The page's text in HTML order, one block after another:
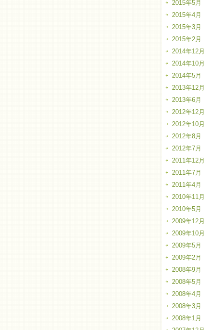
2015年5月
2015年4月
2015年3月
2015年2月
2014年12月
2014年10月
2014年5月
2013年12月
2013年6月
2012年12月
2012年10月
2012年8月
2012年7月
2011年12月
2011年7月
2011年4月
2010年11月
2010年5月
2009年12月
2009年10月
2009年5月
2009年2月
2008年9月
2008年5月
2008年4月
2008年3月
2008年1月